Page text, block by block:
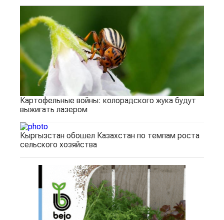
Картофельные войны: колорадского жука будут
выжигать лазером
Кыргызстан обошел Казахстан по темпам роста
сельского хозяйства